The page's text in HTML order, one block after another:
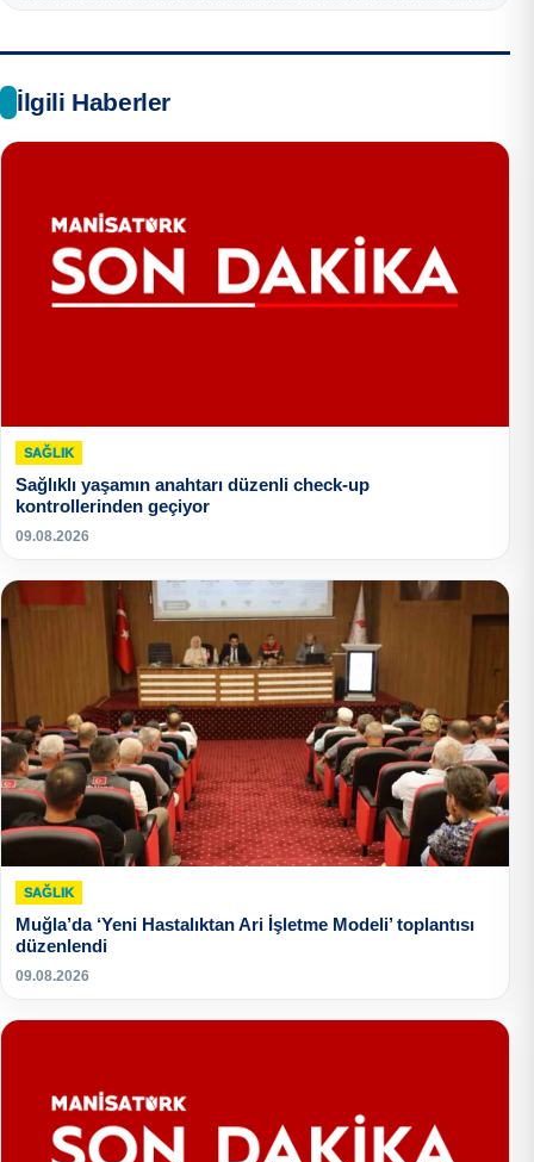
İlgili Haberler
SAĞLIK
Sağlıklı yaşamın anahtarı düzenli check-up
kontrollerinden geçiyor
09.08.2026
SAĞLIK
Muğla’da ‘Yeni Hastalıktan Ari İşletme Modeli’ toplantısı
düzenlendi
09.08.2026